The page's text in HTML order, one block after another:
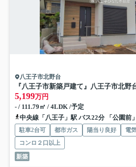
八王子市北野台
5,199万円
- / 111.79㎡ / 4LDK /予定
中央線「八王子」駅 バス22分 「公園前
駐車2台可 都市ガス 陽当り良好 電
コンロ２口以上
新築